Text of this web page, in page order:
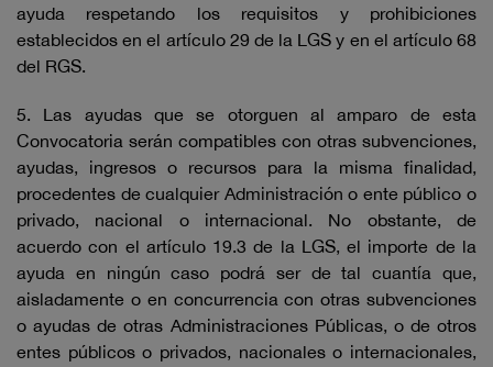
ayuda respetando los requisitos y prohibiciones
establecidos en el artículo 29 de la LGS y en el artículo 68
del RGS.
5. Las ayudas que se otorguen al amparo de esta
Convocatoria serán compatibles con otras subvenciones,
ayudas, ingresos o recursos para la misma finalidad,
procedentes de cualquier Administración o ente público o
privado, nacional o internacional. No obstante, de
acuerdo con el artículo 19.3 de la LGS, el importe de la
ayuda en ningún caso podrá ser de tal cuantía que,
aisladamente o en concurrencia con otras subvenciones
o ayudas de otras Administraciones Públicas, o de otros
entes públicos o privados, nacionales o internacionales,